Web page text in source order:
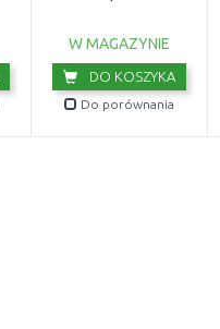
W MAGAZYNIE
DO KOSZYKA
Do porównania